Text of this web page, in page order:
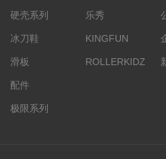
硬壳系列
冰刀鞋
滑板
配件
极限系列
乐秀
KINGFUN
ROLLERKIDZ